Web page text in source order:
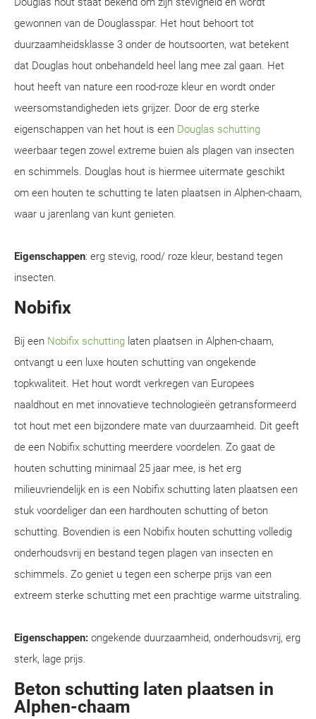
gewonnen van de Douglasspar. Het hout behoort tot
duurzaamheidsklasse 3 onder de houtsoorten, wat betekent
dat Douglas hout onbehandeld heel lang mee zal gaan. Het
hout heeft van nature een rood-roze kleur en wordt onder
weersomstandigheden iets grijzer. Door de erg sterke
eigenschappen van het hout is een Douglas schutting
weerbaar tegen zowel extreme buien als plagen van insecten
en schimmels. Douglas hout is hiermee uitermate geschikt
om een houten te schutting te laten plaatsen in Alphen-chaam,
waar u jarenlang van kunt genieten.
Eigenschappen: erg stevig, rood/ roze kleur, bestand tegen
insecten.
Nobifix
Bij een Nobifix schutting laten plaatsen in Alphen-chaam,
ontvangt u een luxe houten schutting van ongekende
topkwaliteit. Het hout wordt verkregen van Europees
naaldhout en met innovatieve technologieën getransformeerd
tot hout met een bijzondere mate van duurzaamheid. Dit geeft
de een Nobifix schutting meerdere voordelen. Zo gaat de
houten schutting minimaal 25 jaar mee, is het erg
milieuvriendelijk en is een Nobifix schutting laten plaatsen een
stuk voordeliger dan een hardhouten schutting of beton
schutting. Bovendien is een Nobifix houten schutting volledig
onderhoudsvrij en bestand tegen plagen van insecten en
schimmels. Zo geniet u tegen een scherpe prijs van een
extreem sterke schutting met een prachtige warme uitstraling.
Eigenschappen: ongekende duurzaamheid, onderhoudsvrij, erg
sterk, lage prijs.
Beton schutting laten plaatsen in
Alphen-chaam